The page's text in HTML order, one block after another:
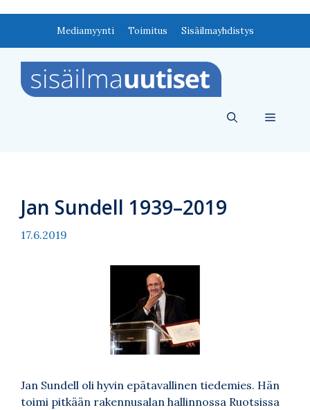
Mediamyynti Toimitus Sisäilmayhdistys
Valikko
Jan Sundell 1939–2019
17.6.2019
Jan Sundell oli hyvin epätavallinen tiedemies. Hän
toimi pitkään rakennusalan hallinnossa Ruotsissa